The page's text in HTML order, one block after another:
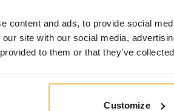
content and ads, to provide social
site with our social media,
to them or that they’ve
Customize
di Malta con un
qui: www.teatrumanoel.mt
Village
fiaba, visitate il Magical
lungo un percorso
festive come pattinaggio sul